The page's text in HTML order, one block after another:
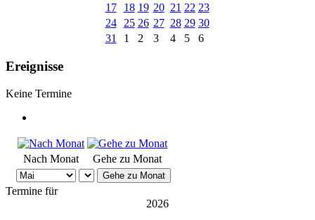
17
18 19 20 21 22 23
24
25 26 27 28 29 30
31
1 2 3 4 5 6
Ereignisse
Keine Termine
Nach Monat Gehe zu Monat
Gehe zu Monat
Termine für
2026